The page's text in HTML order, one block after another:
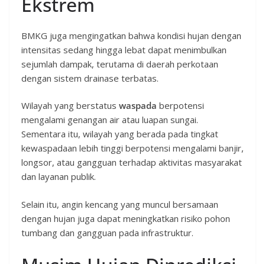
BMKG juga mengingatkan bahwa kondisi hujan dengan
intensitas sedang hingga lebat dapat menimbulkan
sejumlah dampak, terutama di daerah perkotaan
dengan sistem drainase terbatas.
Wilayah yang berstatus waspada berpotensi
mengalami genangan air atau luapan sungai.
Sementara itu, wilayah yang berada pada tingkat
kewaspadaan lebih tinggi berpotensi mengalami banjir,
longsor, atau gangguan terhadap aktivitas masyarakat
dan layanan publik.
Selain itu, angin kencang yang muncul bersamaan
dengan hujan juga dapat meningkatkan risiko pohon
tumbang dan gangguan pada infrastruktur.